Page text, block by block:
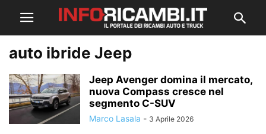
auto ibride Jeep
Jeep Avenger domina il mercato,
nuova Compass cresce nel
segmento C-SUV
Marco Lasala - 3 Aprile 2026